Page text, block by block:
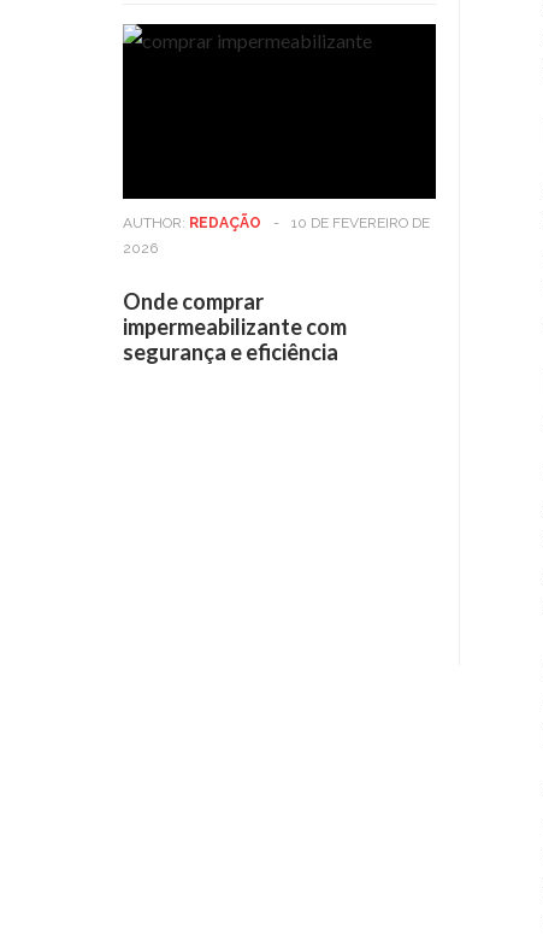
AUTHOR: REDAÇÃO -
10 DE FEVEREIRO DE
2026
Onde comprar
impermeabilizante com
segurança e eficiência